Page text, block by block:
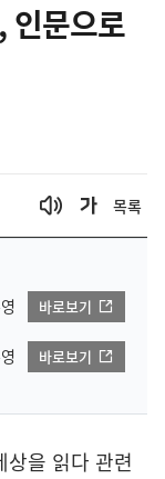
인문으로
목록
바로보기
바로보기
상을 읽다 관련